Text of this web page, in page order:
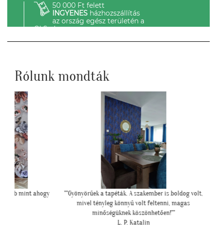
50 000 Ft felett
INGYENESházhozszállítás
az ország egész területén a
GLS-el.
Rólunk mondták
ahogy
""Gyönyörűek a tapéták. A szakember is boldog volt,
mivel tényleg könnyű volt feltenni, magas
minőségüknek köszönhetően!""
L. P. Katalin